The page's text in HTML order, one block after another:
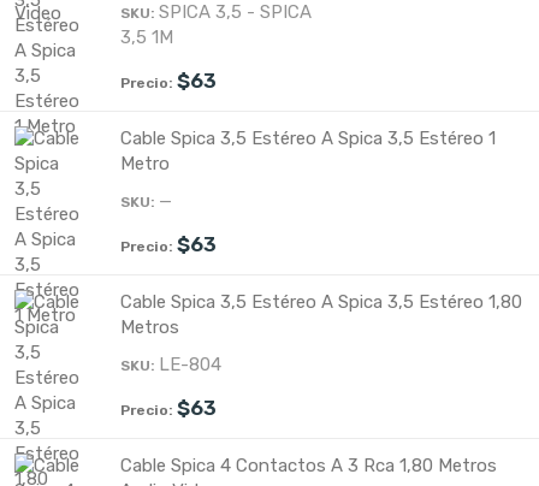
SPICA 3,5 - SPICA
3,5 1M
$63
Cable Spica 3,5 Estéreo A Spica 3,5 Estéreo 1
Metro
—
$63
Cable Spica 3,5 Estéreo A Spica 3,5 Estéreo 1,80
Metros
LE-804
$63
Cable Spica 4 Contactos A 3 Rca 1,80 Metros